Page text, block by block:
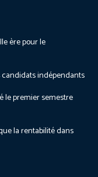
ère pour le
indépendants
le premier semestre
la rentabilité dans